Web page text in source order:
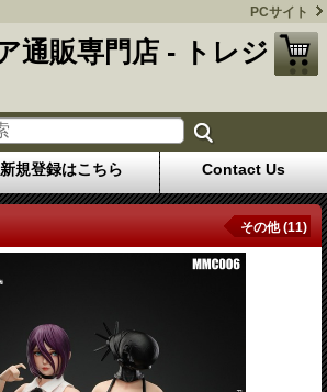
PCサイト
通販専門店 - トレジ
新規登録はこちら Contact Us
その他 (11)